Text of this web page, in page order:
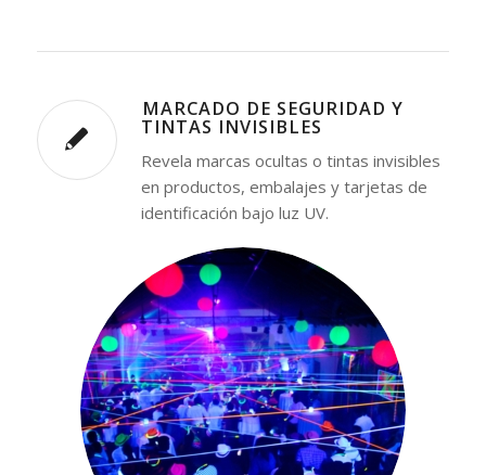
⁠MARCADO DE SEGURIDAD Y
TINTAS INVISIBLES
Revela marcas ocultas o tintas invisibles
en productos, embalajes y tarjetas de
identificación bajo luz UV.